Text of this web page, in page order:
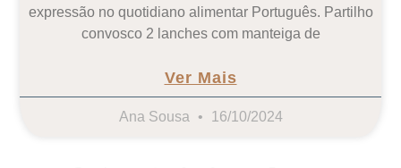
expressão no quotidiano alimentar Português. Partilho
convosco 2 lanches com manteiga de
Ver Mais
Ana Sousa 16/10/2024